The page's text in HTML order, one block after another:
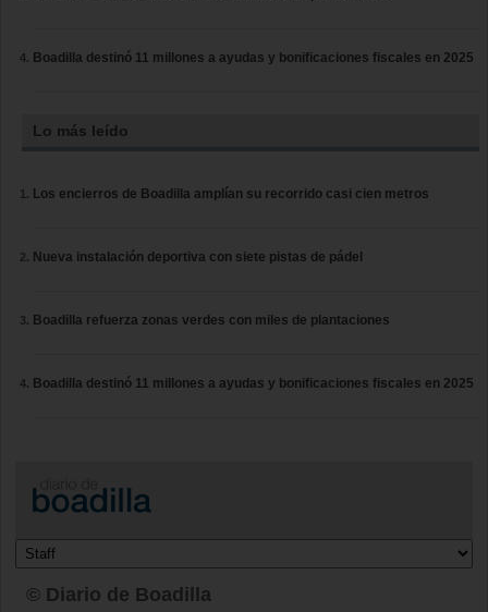
Boadilla destinó 11 millones a ayudas y bonificaciones fiscales en 2025
Lo más leído
Los encierros de Boadilla amplían su recorrido casi cien metros
Nueva instalación deportiva con siete pistas de pádel
Boadilla refuerza zonas verdes con miles de plantaciones
Boadilla destinó 11 millones a ayudas y bonificaciones fiscales en 2025
© Diario de Boadilla